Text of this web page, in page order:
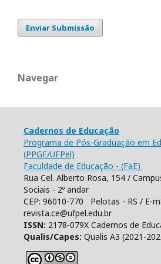
Enviar Submissão
Navegar
Cadernos de Educação
Programa de Pós-Graduação em
(PPGE/UFPel)
Faculdade de Educação - (FaE)
Rua Cel. Alberto Rosa, 154 /
Sociais - 2º andar
CEP: 96010-770 Pelotas - RS / E-
revista.ce@ufpel.edu.br
ISSN: 2178-079X Cadernos de
Qualis/Capes: Qualis A3 (2021-